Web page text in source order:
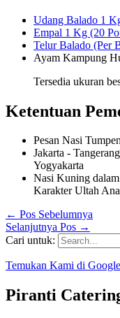
Udang Balado 1
Empal 1 Kg (20
Telur Balado (Per
Ayam Kampung
Tersedia ukuran
Ketentuan
Pesan Nasi
Jakarta -
Yogyakarta
Nasi Kuning
Karakter Ultah
← Pos Sebelumnya
Selanjutnya Pos →
Cari untuk:
Temukan Kami di Google
Piranti